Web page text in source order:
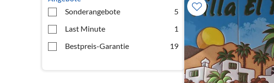
Sonderangebote
5
Last Minute
1
Bestpreis-Garantie
19